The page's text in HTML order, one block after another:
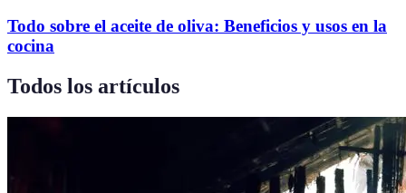
Todo sobre el aceite de oliva: Beneficios y usos en la
cocina
Todos los artículos